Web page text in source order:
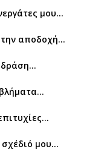
μου…
την αποδοχή…
δράση…
μου…